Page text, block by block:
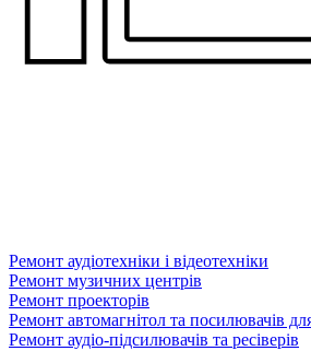
Ремонт аудіотехніки і відеотехніки
Ремонт музичних центрів
Ремонт проекторів
Ремонт автомагнітол та посилювачів
Ремонт аудіо-підсилювачів та ресіверів